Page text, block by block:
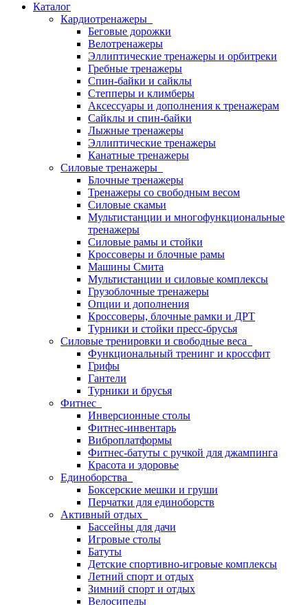
Каталог
Кардиотренажеры
Беговые дорожки
Велотренажеры
Эллиптические тренажеры и орбитреки
Гребные тренажеры
Спин-байки и сайклы
Степперы и климберы
Аксессуары и дополнения к тренажерам
Сайклы и спин-байки
Лыжные тренажеры
Эллиптические тренажеры
Канатные тренажеры
Силовые тренажеры
Блочные тренажеры
Тренажеры со свободным весом
Силовые скамьи
Мультистанции и многофункциональные
тренажеры
Силовые рамы и стойки
Кроссоверы и блочные рамы
Машины Смита
Мультистанции и силовые комплексы
Грузоблочные тренажеры
Опции и дополнения
Кроссоверы, блочные рамки и ДРТ
Турники и стойки пресс-брусья
Силовые тренировки и свободные веса
Функциональный тренинг и кроссфит
Грифы
Гантели
Турники и брусья
Фитнес
Инверсионные столы
Фитнес-инвентарь
Виброплатформы
Фитнес-батуты с ручкой для джампинга
Красота и здоровье
Единоборства
Боксерские мешки и груши
Перчатки для единоборств
Активный отдых
Бассейны для дачи
Игровые столы
Батуты
Детские спортивно-игровые комплексы
Летний спорт и отдых
Зимний спорт и отдых
Велосипеды